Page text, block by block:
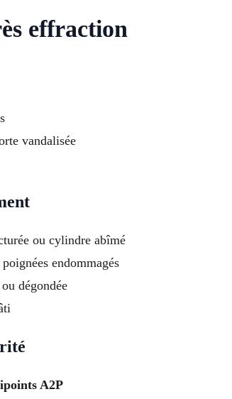
effraction
vandalisée
ou cylindre abîmé
endommagés
dégondée
A2P